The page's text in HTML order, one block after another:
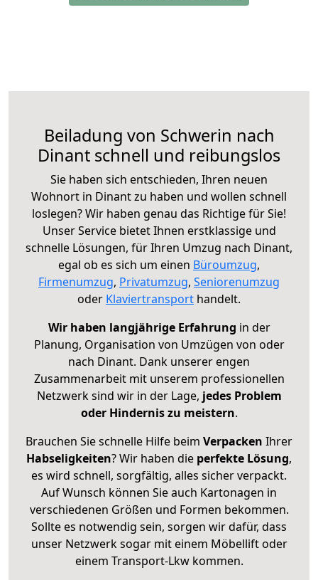
Beiladung von Schwerin nach
Dinant schnell und reibungslos
Sie haben sich entschieden, Ihren neuen
Wohnort in Dinant zu haben und wollen schnell
loslegen? Wir haben genau das Richtige für Sie!
Unser Service bietet Ihnen erstklassige und
schnelle Lösungen, für Ihren Umzug nach Dinant,
egal ob es sich um einen Büroumzug,
Firmenumzug, Privatumzug, Seniorenumzug
oder Klaviertransport handelt.
Wir haben langjährige Erfahrung in der
Planung, Organisation von Umzügen von oder
nach Dinant. Dank unserer engen
Zusammenarbeit mit unserem professionellen
Netzwerk sind wir in der Lage, jedes Problem
oder Hindernis zu meistern.
Brauchen Sie schnelle Hilfe beim Verpacken Ihrer
Habseligkeiten? Wir haben die perfekte Lösung,
es wird schnell, sorgfältig, alles sicher verpackt.
Auf Wunsch können Sie auch Kartonagen in
verschiedenen Größen und Formen bekommen.
Sollte es notwendig sein, sorgen wir dafür, dass
unser Netzwerk sogar mit einem Möbellift oder
einem Transport-Lkw kommen.